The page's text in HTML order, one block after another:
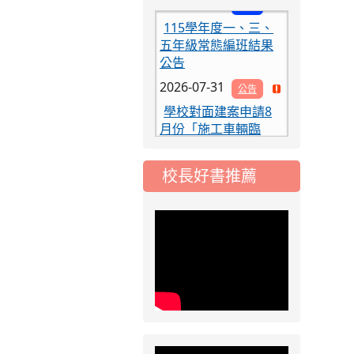
115學年度一、三、
五年級常態編班結果
公告
2026-07-31
學校對面建案申請8
月份「施工車輛臨
停」一案，請各位用
2026-07-17
公告
公告-115年桃園市運
動會國小游泳比賽楊
小游泳比賽楊梅區代
2026-08-05
重要
校長好書推薦